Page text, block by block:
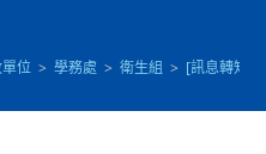
位 > 學務處 > 衛生組 > [訊息轉知]